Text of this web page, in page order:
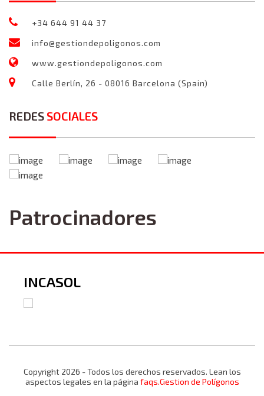
+34 644 91 44 37
info@gestiondepoligonos.com
www.gestiondepoligonos.com
Calle Berlín, 26 - 08016 Barcelona (Spain)
REDES SOCIALES
Patrocinadores
INCASOL
Copyright 2026 - Todos los derechos reservados. Lean los
aspectos legales en la página faqs.Gestion de Polígonos